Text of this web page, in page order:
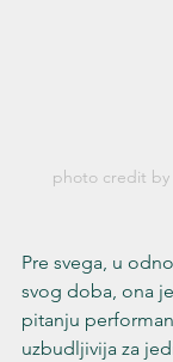
photo credit by
Pre svega, u
svog doba, ona
pitanju
uzbudljivija za